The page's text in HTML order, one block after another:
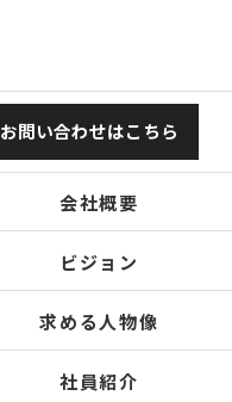
お問い合わせはこちら
会社概要
ビジョン
求める人物像
社員紹介